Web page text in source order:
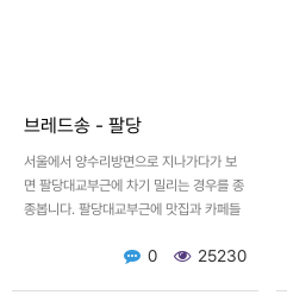
브레드송 - 팔당
서울에서 양수리방면으로 지나가다가 보
면 팔당대교부근에 차기 밀리는 경우를 종
종봅니다. 팔당대교부근에 맛집과 카페들
들의 특징이 강건너 스타필…
0 25230